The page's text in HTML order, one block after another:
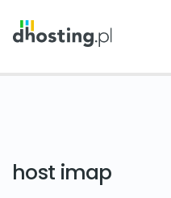
host imap